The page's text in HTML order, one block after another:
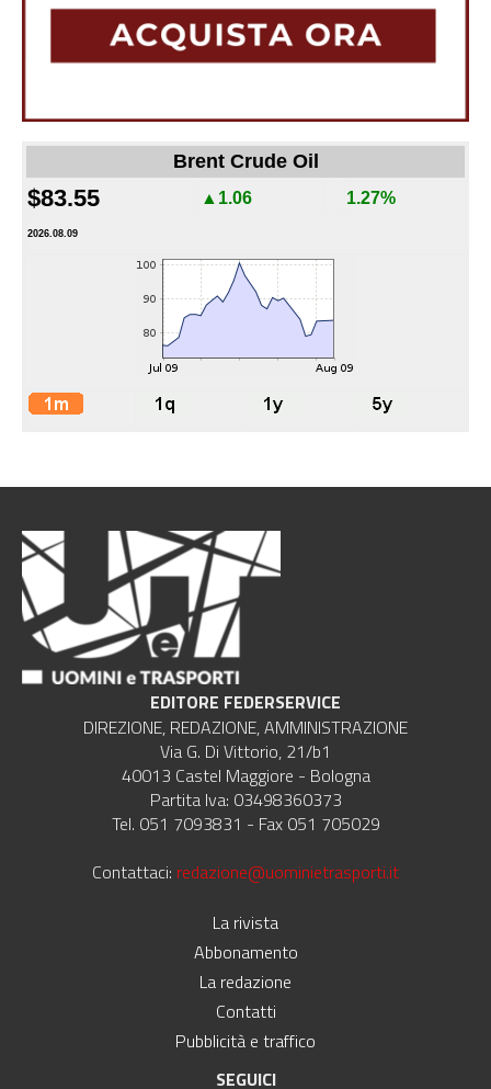
Brent Crude Oil
$83.55 ▲1.06 1.27%
2026.08.09
EDITORE FEDERSERVICE
DIREZIONE, REDAZIONE, AMMINISTRAZIONE
Via G. Di Vittorio, 21/b1
40013 Castel Maggiore - Bologna
Partita Iva: 03498360373
Tel. 051 7093831 - Fax 051 705029
Contattaci: redazione@uominietrasporti.it
La rivista
Abbonamento
La redazione
Contatti
Pubblicità e traffico
SEGUICI